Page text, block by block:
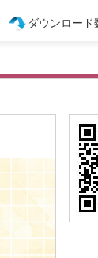
ダウンロード